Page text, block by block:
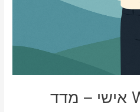
🕊️ שאלון WHO-5 אישי – מדד